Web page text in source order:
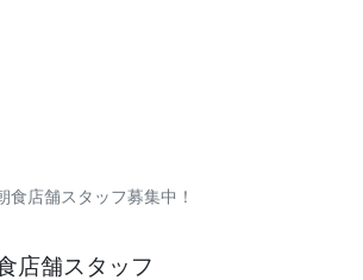
食店舗スタッフ募集中！
店舗スタッフ